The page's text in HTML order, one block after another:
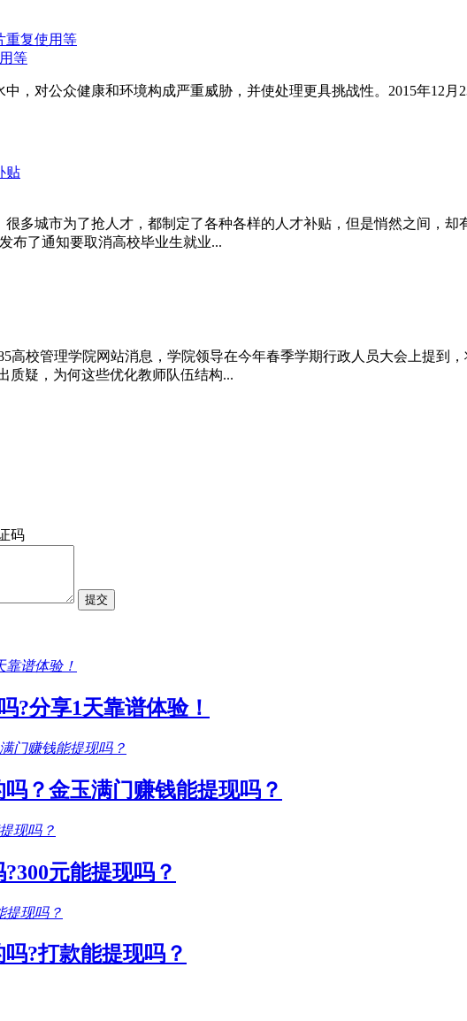
等
，对公众健康和环境构成严重威胁，并使处理更具挑战性。2015年12
多城市为了抢人才，都制定了各种各样的人才补贴，但是悄然之间，
布了通知要取消高校毕业生就业...
高校管理学院网站消息，学院领导在今年春季学期行政人员大会上提到
质疑，为何这些优化教师队伍结构...
?分享1天靠谱体验！
？金玉满门赚钱能提现吗？
元能提现吗？
?打款能提现吗？